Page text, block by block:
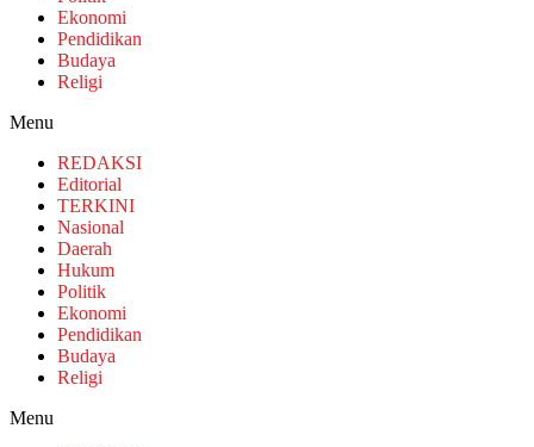
Ekonomi
Pendidikan
Budaya
Religi
Menu
REDAKSI
Editorial
TERKINI
Nasional
Daerah
Hukum
Politik
Ekonomi
Pendidikan
Budaya
Religi
Menu